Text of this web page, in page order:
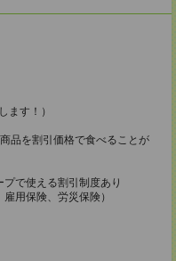
ます！）
品を割引価格で食べることが
で使える割引制度あり
用保険、労災保険）